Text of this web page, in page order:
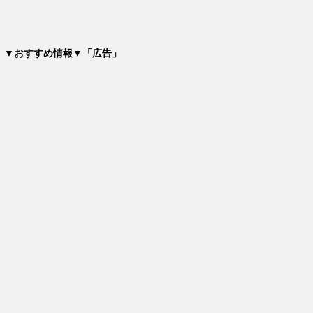
▼おすすめ情報▼「広告」